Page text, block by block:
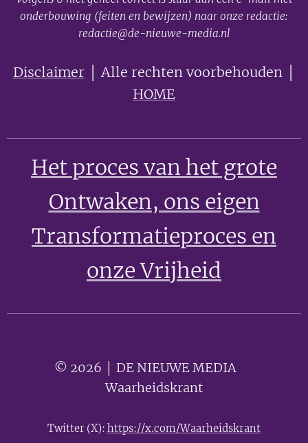
onderbouwing (feiten en bewijzen) naar onze redactie:
redactie@de-nieuwe-media.nl
Disclaimer│ Alle rechten voorbehouden │
HOME
Het proces van het grote
Ontwaken, ons eigen
Transformatieproces en
onze Vrijheid
© 2026 │ DE NIEUWE MEDIA 🟣
Waarheidskrant
Twitter (X): https://x.com/Waarheidskrant